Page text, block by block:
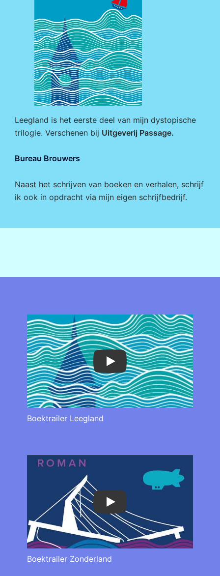
Leegland is het eerste deel van mijn dystopische
trilogie. Verschenen bij Uitgeverij Passage.
Bureau Brouwers
Naast het schrijven van boeken en verhalen, schrijf
ik ook in opdracht via mijn eigen schrijfbedrijf.
Play
Boektrailer Leegland
Play
Boektrailer Zonderland